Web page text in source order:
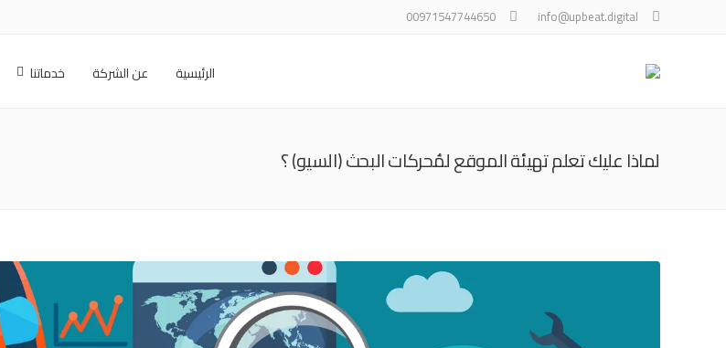
info@upbeat.digital
00971547744650
الرئيسية عن الشركة خدماتنا
لماذا عليك تعلم تهيئة الموقع لمُحركات البحث (السيو) ؟